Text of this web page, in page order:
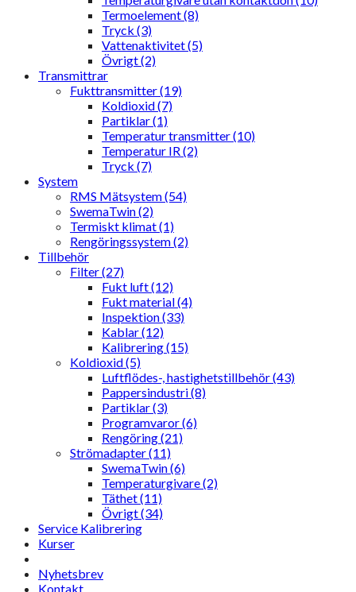
Termoelement (8)
Tryck (3)
Vattenaktivitet (5)
Övrigt (2)
Transmittrar
Fukttransmitter (19)
Koldioxid (7)
Partiklar (1)
Temperatur transmitter (10)
Temperatur IR (2)
Tryck (7)
System
RMS Mätsystem (54)
SwemaTwin (2)
Termiskt klimat (1)
Rengöringssystem (2)
Tillbehör
Filter (27)
Fukt luft (12)
Fukt material (4)
Inspektion (33)
Kablar (12)
Kalibrering (15)
Koldioxid (5)
Luftflödes-, hastighetstillbehör (43)
Pappersindustri (8)
Partiklar (3)
Programvaror (6)
Rengöring (21)
Strömadapter (11)
SwemaTwin (6)
Temperaturgivare (2)
Täthet (11)
Övrigt (34)
Service Kalibrering
Kurser
Nyhetsbrev
Kontakt